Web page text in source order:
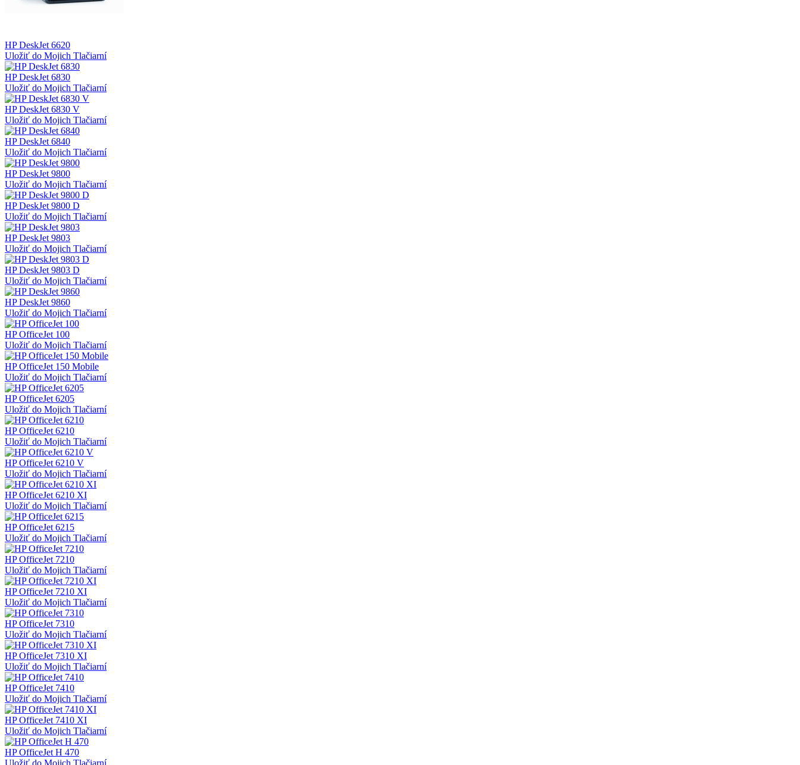
HP DeskJet 6620
Uložiť do Mojich Tlačiarní
HP DeskJet 6830
Uložiť do Mojich Tlačiarní
HP DeskJet 6830 V
Uložiť do Mojich Tlačiarní
HP DeskJet 6840
Uložiť do Mojich Tlačiarní
HP DeskJet 9800
Uložiť do Mojich Tlačiarní
HP DeskJet 9800 D
Uložiť do Mojich Tlačiarní
HP DeskJet 9803
Uložiť do Mojich Tlačiarní
HP DeskJet 9803 D
Uložiť do Mojich Tlačiarní
HP DeskJet 9860
Uložiť do Mojich Tlačiarní
HP OfficeJet 100
Uložiť do Mojich Tlačiarní
HP OfficeJet 150 Mobile
Uložiť do Mojich Tlačiarní
HP OfficeJet 6205
Uložiť do Mojich Tlačiarní
HP OfficeJet 6210
Uložiť do Mojich Tlačiarní
HP OfficeJet 6210 V
Uložiť do Mojich Tlačiarní
HP OfficeJet 6210 XI
Uložiť do Mojich Tlačiarní
HP OfficeJet 6215
Uložiť do Mojich Tlačiarní
HP OfficeJet 7210
Uložiť do Mojich Tlačiarní
HP OfficeJet 7210 XI
Uložiť do Mojich Tlačiarní
HP OfficeJet 7310
Uložiť do Mojich Tlačiarní
HP OfficeJet 7310 XI
Uložiť do Mojich Tlačiarní
HP OfficeJet 7410
Uložiť do Mojich Tlačiarní
HP OfficeJet 7410 XI
Uložiť do Mojich Tlačiarní
HP OfficeJet H 470